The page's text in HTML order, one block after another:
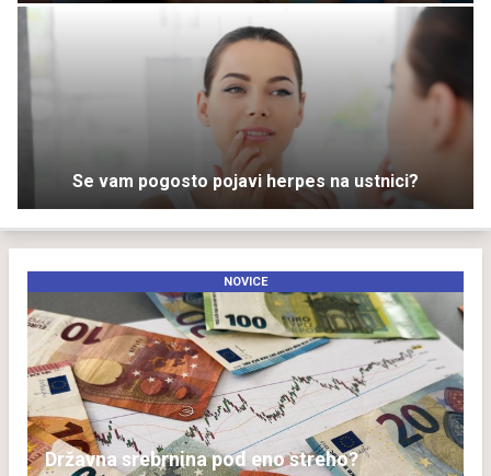
Se vam pogosto pojavi herpes na ustnici?
NOVICE
Državna srebrnina pod eno streho?